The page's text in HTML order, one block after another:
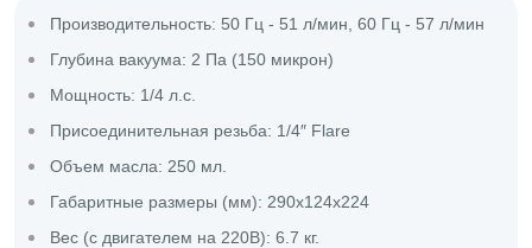
Производительность: 50 Гц - 51 л/мин, 60 Гц - 57 л/мин
Глубина вакуума: 2 Па (150 микрон)
Мощность: 1/4 л.с.
Присоединительная резьба: 1/4″ Flare
Объем масла: 250 мл.
Габаритные размеры (мм): 290х124х224
Вес (с двигателем на 220В): 6.7 кг.